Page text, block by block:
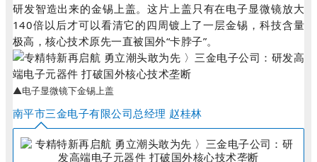
研发智造出来的金锡上盖。这片上盖只有在电子显微镜放大
140倍以后才可以看清它的四周镀上了一层金锡，科技含量
极高，核心技术原先一直被国外“卡脖子”。
▲电子显微镜下金锡上盖
南平市三金电子有限公司总经理 赵桂林